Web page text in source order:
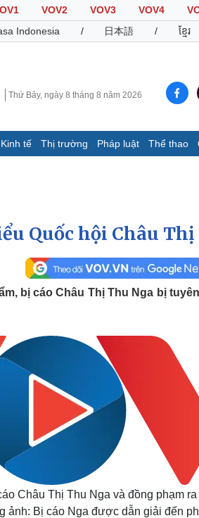
VOV2 VOV3 VOV4
Indonesia / 日本語 / ខ្មែរ
Thứ Bảy, ngày 8 tháng 8 năm 2026
Kinh tế Thị trường Pháp luật Thể thao
Hồ sơ
Thể thao
Thế giới thể thao
Ô tô
Tư
Văn hóa
Sân khấu - Điện ảnh
Văn học
Âm nhạc
Giải trí
Quốc hội Châu
bị cáo Châu Thị Thu Nga bị
Châu Thị Thu Nga và đồng phạm
ảnh: Bị cáo Nga được dẫn giải đến